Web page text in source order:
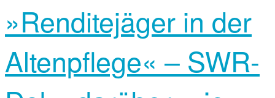
»Renditejäger in der
Altenpflege« – SWR-